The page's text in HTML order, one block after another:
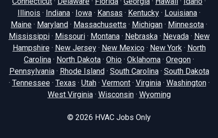
Illinois · Indiana · Iowa · Kansas · Kentucky · Louisiana ·
Maine · Maryland · Massachusetts · Michigan · Minnesota ·
Mississippi· Missouri· Montana· Nebraska· Nevada· New
Hampshire· New Jersey· New Mexico· New York· North
Carolina · North Dakota · Ohio · Oklahoma · Oregon ·
Pennsylvania· Rhode Island · South Carolina· South Dakota
· Tennessee· Texas · Utah· Vermont· Virginia· Washington·
West Virginia· Wisconsin· Wyoming
© 2026 HVAC Jobs Only